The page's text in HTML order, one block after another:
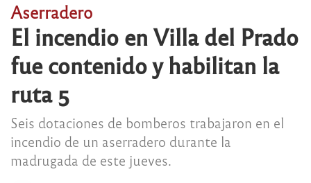
Aserradero
El incendio en Villa del Prado
fue contenido y habilitan la
ruta 5
Seis dotaciones de bomberos trabajaron en el
incendio de un aserradero durante la
madrugada de este jueves.